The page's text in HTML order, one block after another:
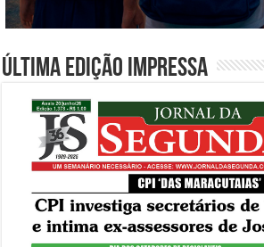
Última edição impressa